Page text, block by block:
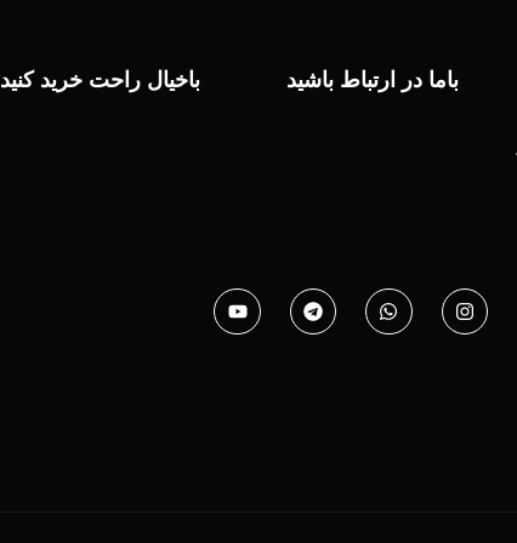
باما در ارتباط باشید باخیال راحت خرید کنید